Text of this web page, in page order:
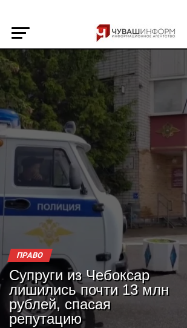
ПРАВО
Супруги из Чебоксар
лишились почти 13 млн
рублей, спасая
репутацию